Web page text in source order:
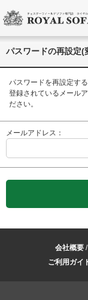
パスワードの再設定(
パスワードを再設定す
登録されているメール
ださい。
メールアドレス：
会社概要 /
ご利用ガイ